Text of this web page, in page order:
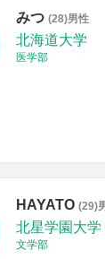
みつ (28)男性
北海道大学
医学部
HAYATO (29)
北星学園大学
文学部